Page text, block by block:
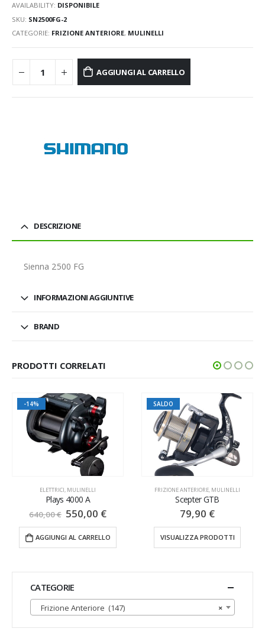
AVAILABILITY: DISPONIBILE
SKU: SN2500FG-2
CATEGORIE: FRIZIONE ANTERIORE, MULINELLI
AGGIUNGI AL CARRELLO
DESCRIZIONE
Sienna 2500 FG
INFORMAZIONI AGGIUNTIVE
BRAND
PRODOTTI CORRELATI
-14%
ELETTRICI, MULINELLI
Plays 4000 A
640,00€ 550,00 €
AGGIUNGI AL CARRELLO
SALDO
FRIZIONE ANTERIORE, MULINELLI
Scepter GTB
79,90 €
VISUALIZZA PRODOTTI
CATEGORIE
×
Frizione Anteriore (147)